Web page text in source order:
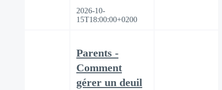
2026-10-
15T18:00:00+0200
Parents -
Comment
gérer un deuil